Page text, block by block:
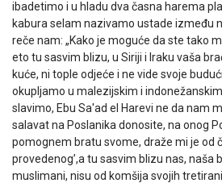
ibadetimo i u hladu dva časna harema
kabura selam nazivamo ustade između
reče nam: „Kako je moguće da ste tako
eto tu sasvim blizu, u Siriji i Iraku vaša
kuće, ni tople odjeće i ne vide svoje
okupljamo u malezijskim i
slavimo, Ebu Sa'ad el Harevi ne da nam
salavat na Poslanika donosite, na onog
pomognem bratu svome, draže mi je od
provedenog’,a tu sasvim blizu nas, naša
muslimani, nisu od komšija svojih tretirani